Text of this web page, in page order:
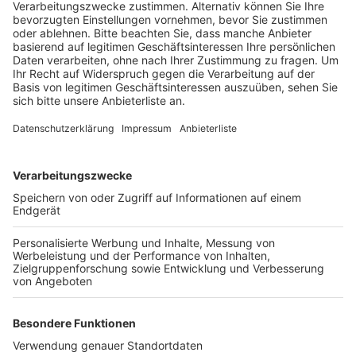
Veröffentlicht:Mittwoch, 30.03.2022 17:04
Anzeige
Rathaus absolvieren. Dabei soll ab September
zunächst ein Studierender einen Tag in der Woche in
der Stadtverwaltung mitarbeiten. Die Stadt Elsdorf
kann sich nach eigenen Angaben vorstellen, die
Zusammenarbeit auch noch auf andere Bereiche
auszudehnen. Denn die Hochschule bietet auch
Studiengänge in BWL und Pädagogik an.